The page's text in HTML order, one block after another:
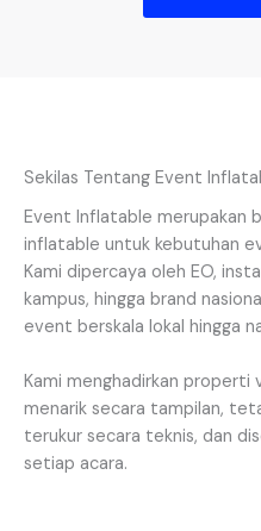
Sekilas Tentang Event
Event Inflatable merupakan
inflatable untuk kebutuhan
Kami dipercaya oleh EO,
kampus, hingga brand
event berskala lokal hingga
Kami menghadirkan properti
menarik secara tampilan,
terukur secara teknis, dan
setiap acara.